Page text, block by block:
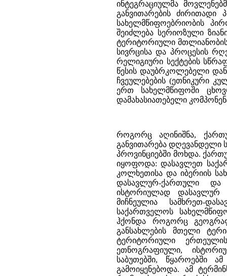
როგორც აღინიშნა, ქართული ეთნოსის და მისი ეთნიკური კულტურის ფორმირება და განვითარება დღევანდელი საქართველოს ტერიტორიასა და მის ისტორიულ სამხრეთ-დასავლეთ პროვინციებში მოხდა. ქართული ეთნოსით განსახლებული ტერიტორია ორ ძირითად ერთეულად იყოფოდა: დასავლეთ საქართველოდ და აღმოსავლეთ საქართველოდ, სადაც თავის დროზე, კოლხეთისა და იბერიის სახელმწიფოებრივი ერთეულები წარმოიქმნა. შესაბამისად, პირველში დასავლურ-ქართული და მეორეში აღმოსავლურ ქართული ტომები მკვიდრობდნენ. ისტორიულად დასავლურ და აღმოსავლურ ქართულ ტომთა თანაცხოვრების ადგილად მიჩნეულია სამხრეთ-დასავლეთი საქართველო, რომლის ძირითადი ნაწილი დღეს საქართველოს სახელმწიფოს ფარგლებს გარეთაა. საქართველოს ორ ნაწილად დაყოფას ჰქონდა როგორც გეოგრაფიული, ისე პოლიტიკური საფუძველი. ამასთანავე, ქართველთა განსახლების მთელი ტერიტორია, ისე როგორც ყველა ხალხისა, შედგებოდა სხვადასხვა ტერიტორიული ერთეულისაგან. ამ ტერიტორიულ ერთეულებს შეიძლება ისტორიულ-ეთნოგრაფიული, ისტორიულ-გეოგრაფიული მხარეები ვუწოდოთ (ქართულ საისტორიო საბუთებში, წყაროებში ამ ისტორიულ-ტერიტორიული ერთეულების აღსანიშნავად "თემი" გამოიყენებოდა. ამ ტერმინს ხმარობდა დიდი ქართველი ისტორიკოსი ივანე ჯავახიშვილი), რომლებიც ისტორიის სხვადასხვა პერიოდში ჩამოყალიბდა, ზოგიერთი საკმაოდ ადრე, ზოგიც კი შედარებით გვიან. თითოეული ისტორიულ-ეთნოგრაფიულ ერთეული სპეციფიური ეთნოგრაფიული თავისებურებებით ხასიათდებოდა, რაც მათ დღემდე შემოინახეს. თითოეულ ისტორიულ - ეთნოგრაფიულ მხარეში მაცხოვრებელ ქართული ეთნოსის წარმომადგენლებს როგორც მიღებულია დღევანდელ ეთნოგრაფიულ ლიტერატურაში, ჩვენც შეიძლება ეთნოგრაფიული ჯგუფი ვუწოდოთ. ქართული ეთნოსის (ქართველი ერის) ყველა ეთნოგრაფიული ჯგუფი გამოირჩეოდა დიალექტური თავისებურებებით, ე.ი. ამა თუ იმ ისტორიულ-გეოგრაფიულ (ისტორიულ-ეთნოგრაფიულ) კუთხეში მცხოვრებნი მეტყველებდნენ ქართული ენის შესაბამის დიალექტზე. უფრო მეტიც, როგორც ზემოთ აღვნიშნეთ, ქართველთა ისტორიულ-ეთნოგრაფიული ზოგიერთი მხარის მკვიდრებს საკუთარი საოჯახო-სამეტყველო ენაც ჰქონდა. მაგალითისათვის შეიძლება დავასახელოთ სვანეთისა და სამეგრელოს ტერიტორიულ-ეთნოგრაფიული ერთეულები, რომელთა მკვიდრნი ქართულ ენასთან ახლოს მდგომ შესაბამის ქართველურ ენებზე მეტყველებდნენ. ისინი, ყველანი თავს ქართული ეთნოსის (ქართველი ერის) განუყოფელ ნაწილად მიიჩნევდნენ. იგივე შეიძლება ითქვას წოვა-თუშების მცირე ეთნოგრაფიულ ჯგუფზე, რომელიც ორენოვანი იყო და არის (საოჯახო-სამეტყველო ენა ერთ ერთი ვაინახური ენაა). მიუხედავად ამისა, კულტურულ-ისტორიული, ეთნოგრაფიული თვალსაზრისით და, რაც მთავარია თვითშეგნებით ისინი ქართველები არიან. ასევე იყვნენ ისტორიული აფხაზები, რომლებიც გვიან შუასაუკუნეებამდე ქართული სახელმწიფოებრიობისა და კულტურის ერთ-ერთი აქტიური შემქმნელები იყვნენ. ქართული ეთნოსით განსახლებული ტერიტორია უაღრესად რთული რელიეფით და მრავალფეროვანი ბუნებრივ-გეოგრაფიული პირობებით ხასიათდება. სწორედ ამით და სამეურნეო-ეკონომიკური განვითარების თავისებურებებით, ისტორიული განვითარების მსვლელობით იყო განპირობებული არცთუ ისე მცირე ისტორიულ-გეოგრაფიული // ისტორიულ-ეთნოგრაფიული